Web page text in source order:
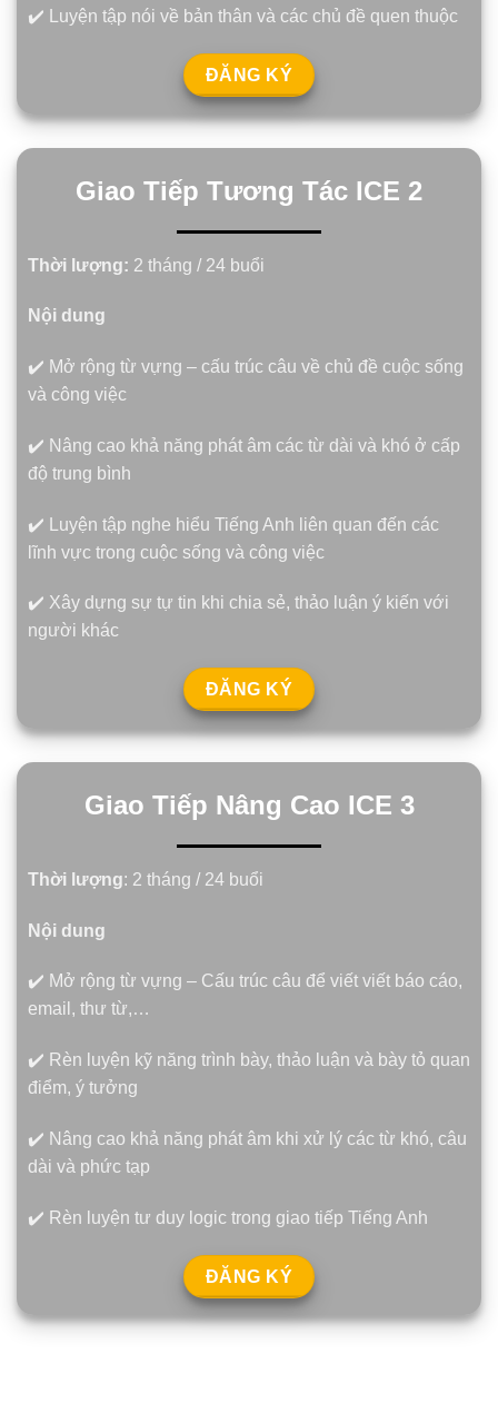
✔️ Luyện tập nói về bản thân và các chủ đề quen thuộc
ĐĂNG KÝ
Giao Tiếp Tương Tác ICE 2
Thời lượng: 2 tháng / 24 buổi
Nội dung
✔️ Mở rộng từ vựng – cấu trúc câu về chủ đề cuộc sống
và công việc
✔️ Nâng cao khả năng phát âm các từ dài và khó ở cấp
độ trung bình
✔️ Luyện tập nghe hiểu Tiếng Anh liên quan đến các
lĩnh vực trong cuộc sống và công việc
✔️ Xây dựng sự tự tin khi chia sẻ, thảo luận ý kiến với
người khác
ĐĂNG KÝ
Giao Tiếp Nâng Cao ICE 3
Thời lượng: 2 tháng / 24 buổi
Nội dung
✔️ Mở rộng từ vựng – Cấu trúc câu để viết viết báo cáo,
email, thư từ,…
✔️ Rèn luyện kỹ năng trình bày, thảo luận và bày tỏ quan
điểm, ý tưởng
✔️ Nâng cao khả năng phát âm khi xử lý các từ khó, câu
dài và phức tạp
✔️ Rèn luyện tư duy logic trong giao tiếp Tiếng Anh
ĐĂNG KÝ